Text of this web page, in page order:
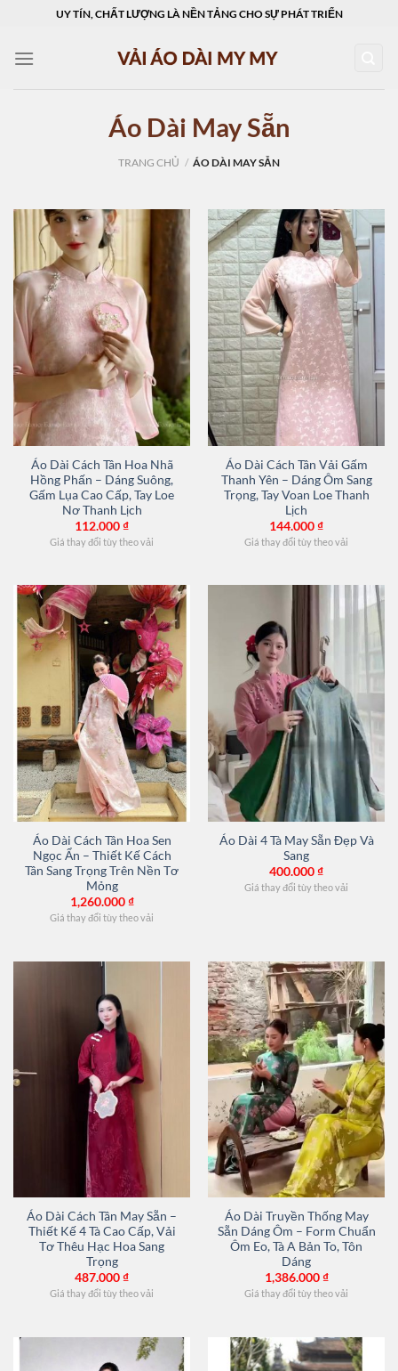
content
UY TÍN, CHẤT LƯỢNG LÀ NỀN TẢNG CHO SỰ PHÁT TRIỂN
Áo Dài May Sẵn
TRANG CHỦ / ÁO DÀI MAY SẴN
Áo Dài Cách Tân Hoa Nhã
Hồng Phấn – Dáng Suông,
Gấm Lụa Cao Cấp, Tay Loe
Nơ Thanh Lịch
112.000₫
Giá thay đổi tùy theo vải
Áo Dài Cách Tân Vải Gấm
Thanh Yên – Dáng Ôm Sang
Trọng, Tay Voan Loe Thanh
Lịch
144.000₫
Giá thay đổi tùy theo vải
Áo Dài Cách Tân Hoa Sen
Ngọc Ẩn – Thiết Kế Cách
Tân Sang Trọng Trên Nền Tơ
Mỏng
1,260.000₫
Giá thay đổi tùy theo vải
Áo Dài 4 Tà May Sẵn Đẹp Và
Sang
400.000₫
Giá thay đổi tùy theo vải
Áo Dài Cách Tân May Sẵn –
Thiết Kế 4 Tà Cao Cấp, Vải
Tơ Thêu Hạc Hoa Sang
Trọng
487.000₫
Giá thay đổi tùy theo vải
Áo Dài Truyền Thống May
Sẵn Dáng Ôm – Form Chuẩn
Ôm Eo, Tà A Bản To, Tôn
Dáng
1,386.000₫
Giá thay đổi tùy theo vải